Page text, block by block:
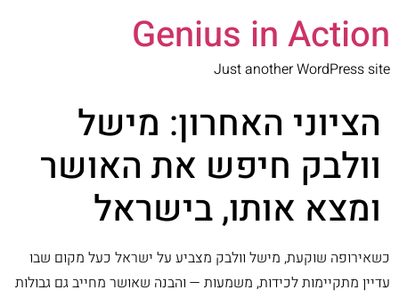
Genius in Action
Just another WordPress site
הציוני האחרון: מישל
וולבק חיפש את האושר
ומצא אותו, בישראל
כשאירופה שוקעת, מישל וולבק מצביע על ישראל כעל מקום שבו
עדיין מתקיימות לכידות, משמעות — והבנה שאושר מחייב גם גבולות